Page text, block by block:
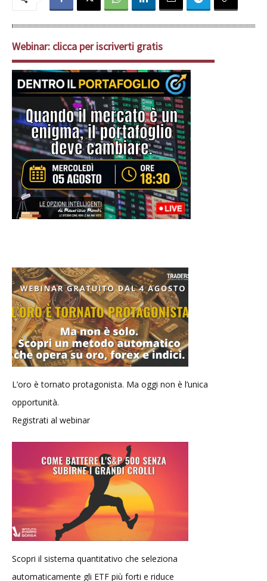
Webinar: clicca per iscriverti gratis
L’oro è tornato protagonista. Ma oggi non è l’unica
opportunità.
Registrati al webinar
Scopri il sistema quantitativo che seleziona
automaticamente gli ETF più forti e riduce